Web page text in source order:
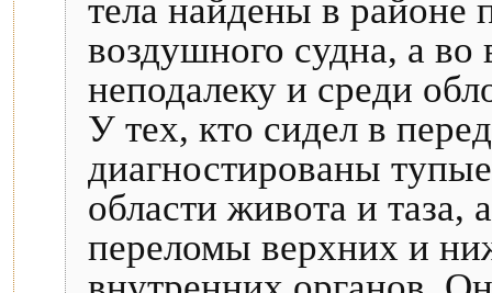
тела найдены в районе
воздушного судна, а
неподалеку и среди
У тех, кто сидел в
диагностированы
области живота и
переломы верхних и